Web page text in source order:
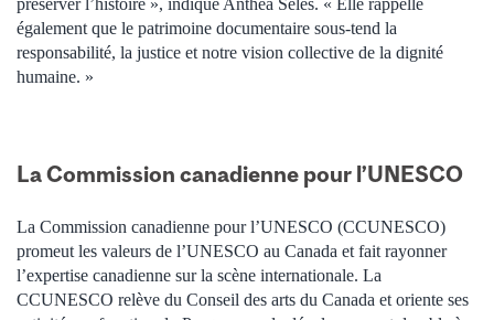
préserver l’histoire », indique Anthea Seles. « Elle rappelle
également que le patrimoine documentaire sous-tend la
responsabilité, la justice et notre vision collective de la dignité
humaine. »
La Commission canadienne pour l’UNESCO
La Commission canadienne pour l’UNESCO (CCUNESCO)
promeut les valeurs de l’UNESCO au Canada et fait rayonner
l’expertise canadienne sur la scène internationale. La
CCUNESCO relève du Conseil des arts du Canada et oriente ses